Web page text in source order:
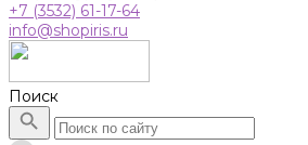
+7 (3532) 61-17-64
info@shopiris.ru
Поиск